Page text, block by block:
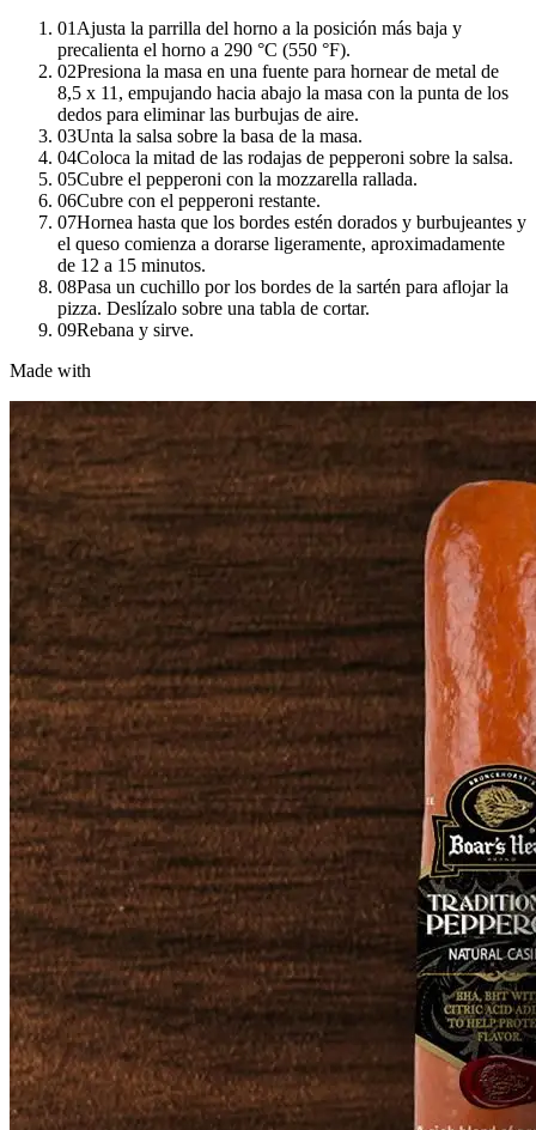
01 Ajusta la parrilla del horno a la posición más baja y
precalienta el horno a 290 °C (550 °F).
02Presiona la masa en una fuente para hornear de metal de
8,5 x 11, empujando hacia abajo la masa con la punta de los
dedos para eliminar las burbujas de aire.
03Unta la salsa sobre la basa de la masa.
04Coloca la mitad de las rodajas de pepperoni sobre la salsa.
05Cubre el pepperoni con la mozzarella rallada.
06Cubre con el pepperoni restante.
07Hornea hasta que los bordes estén dorados y burbujeantes y
el queso comienza a dorarse ligeramente, aproximadamente
de 12 a 15 minutos.
08Pasa un cuchillo por los bordes de la sartén para aflojar la
pizza. Deslízalo sobre una tabla de cortar.
09Rebana y sirve.
Made with